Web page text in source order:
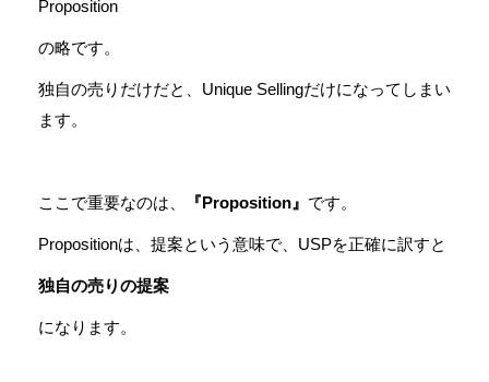
Proposition
の略です。
独自の売りだけだと、Unique Sellingだけになってしまい
ます。
ここで重要なのは、 『Proposition』 です。
Propositionは、提案という意味で、USPを正確に訳すと
独自の売りの提案
になります。